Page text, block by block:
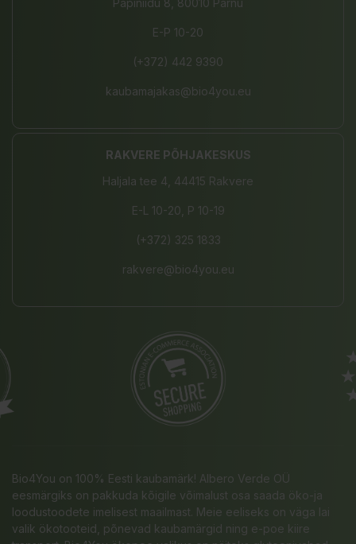
Papiniidu 8, 80010 Pärnu
E-P 10-20
(+372) 442 9390
kaubamajakas@bio4you.eu
RAKVERE PÕHJAKESKUS
Haljala tee 4, 44415 Rakvere
E-L 10-20, P 10-19
(+372) 325 1833
rakvere@bio4you.eu
Bio4You on 100% Eesti kaubamärk! Albero Verde OÜ
eesmärgiks on pakkuda kõigile võimalust osa saada öko-ja
loodustoodete imelisest maailmast. Meie eeliseks on väga lai
valik ökotooteid, põnevad kaubamärgid ning e-poe kiire